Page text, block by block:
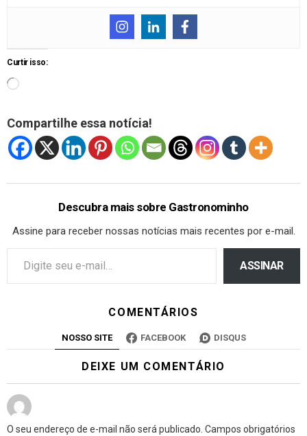
Curtir isso:
Compartilhe essa notícia!
Descubra mais sobre Gastronominho
Assine para receber nossas notícias mais recentes por e-mail.
ASSINAR
COMENTÁRIOS
NOSSO SITE FACEBOOK DISQUS
DEIXE UM COMENTÁRIO
O seu endereço de e-mail não será publicado. Campos obrigatórios